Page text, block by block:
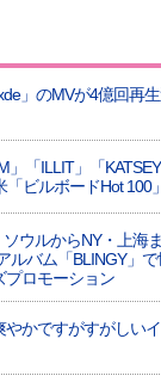
」のMVが4億回再
」「ILLIT」「
「ビルボードHot
ソウルからNY・上海
ルバム「BLINGY」
プロモーション
やかですがすがしい